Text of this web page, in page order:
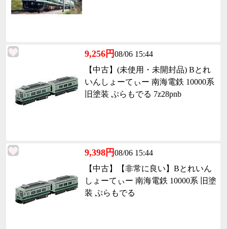
9,256円08/06 15:44
【中古】(未使用・未開封品) Bとれ
いんしょーてぃー 南海電鉄 10000系
旧塗装 ぷらもでる 7z28pnb
9,398円08/06 15:44
【中古】【非常に良い】Bとれいん
しょーてぃー 南海電鉄 10000系 旧塗
装 ぷらもでる